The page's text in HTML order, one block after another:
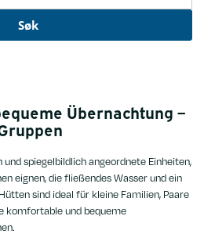
Übernachtung –
spiegelbildlich angeordnete Einheiten,
eignen, die fließendes Wasser und ein
sind ideal für kleine Familien, Paare
komfortable und bequeme